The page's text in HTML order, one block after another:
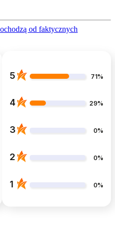
od faktycznych
5 71%
4 29%
3 0%
2 0%
1 0%